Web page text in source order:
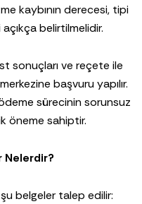
kaybının derecesi, tipi
belirtilmelidir.
sonuçları ve reçete ile
başvuru yapılır.
sürecinin sorunsuz
öneme sahiptir.
Nelerdir?
belgeler talep edilir: